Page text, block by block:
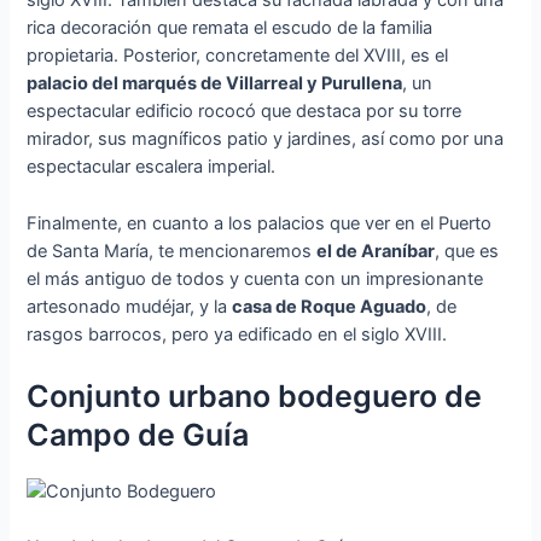
rica decoración que remata el escudo de la familia
propietaria. Posterior, concretamente del XVIII, es el
palacio del marqués de Villarreal y Purullena, un
espectacular edificio rococó que destaca por su torre
mirador, sus magníficos patio y jardines, así como por una
espectacular escalera imperial.
Finalmente, en cuanto a los palacios que ver en el Puerto
de Santa María, te mencionaremosel de Araníbar, que es
el más antiguo de todos y cuenta con un impresionante
artesonado mudéjar, y lacasa de Roque Aguado, de
rasgos barrocos, pero ya edificado en el siglo XVIII.
Conjunto urbano bodeguero de
Campo de Guía